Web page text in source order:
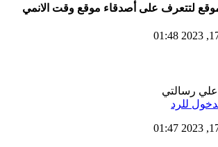
لتتعرف على أصدقاء موقع وقت الانمي
علي رسالتي
للرد